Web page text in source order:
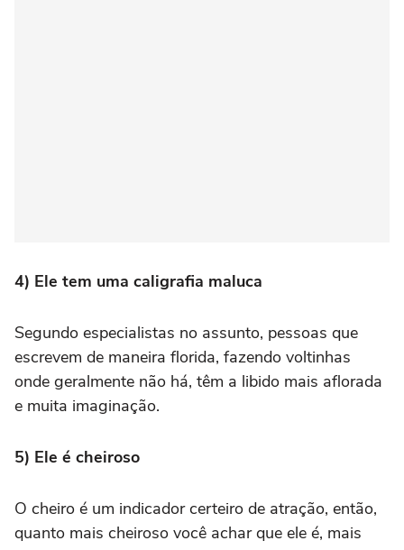
4) Ele tem uma caligrafia maluca
Segundo especialistas no assunto, pessoas que
escrevem de maneira florida, fazendo voltinhas
onde geralmente não há, têm a libido mais aflorada
e muita imaginação.
5) Ele é cheiroso
O cheiro é um indicador certeiro de atração, então,
quanto mais cheiroso você achar que ele é, mais